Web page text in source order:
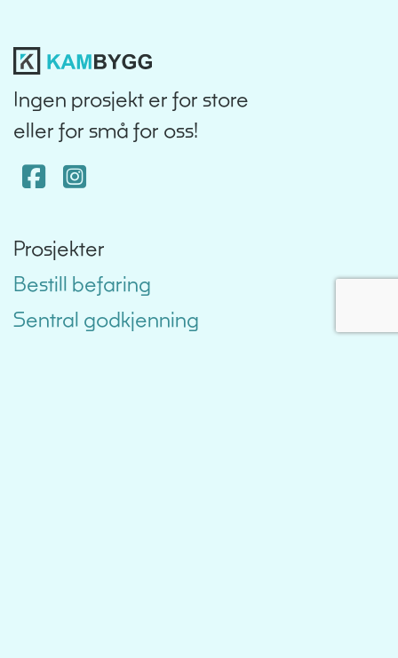
Ingen prosjekt er for store
eller for små for oss!
Facebook
Instagram
Prosjekter
Bestill befaring
Sentral godkjenning